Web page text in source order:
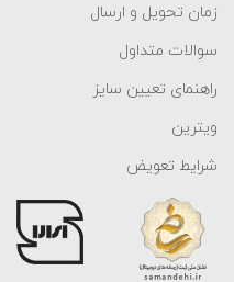
زمان تحویل و ارسال
سوالات متداول
راهنمای تعیین سایز
ویترین
شرایط تعویض